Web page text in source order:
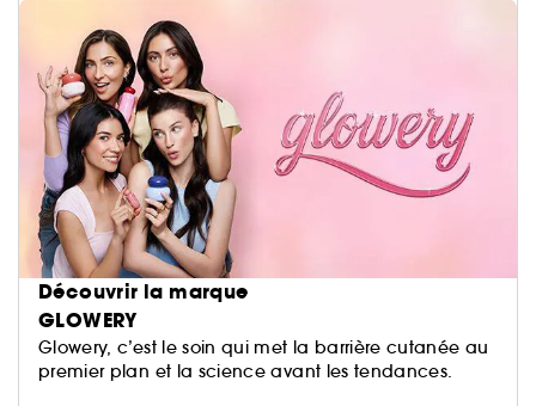
Découvrir la marque
GLOWERY
Glowery, c’est le soin qui met la barrière cutanée au
premier plan et la science avant les tendances.